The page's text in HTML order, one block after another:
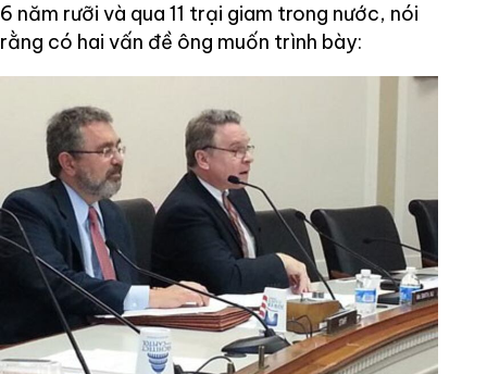
6 năm rưỡi và qua 11 trại giam trong nước, nói
rằng có hai vấn đề ông muốn trình bày: